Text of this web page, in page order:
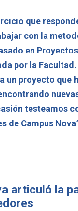
que
con la
en
por la
un proyecto que
testeamos
de Campus
articuló la